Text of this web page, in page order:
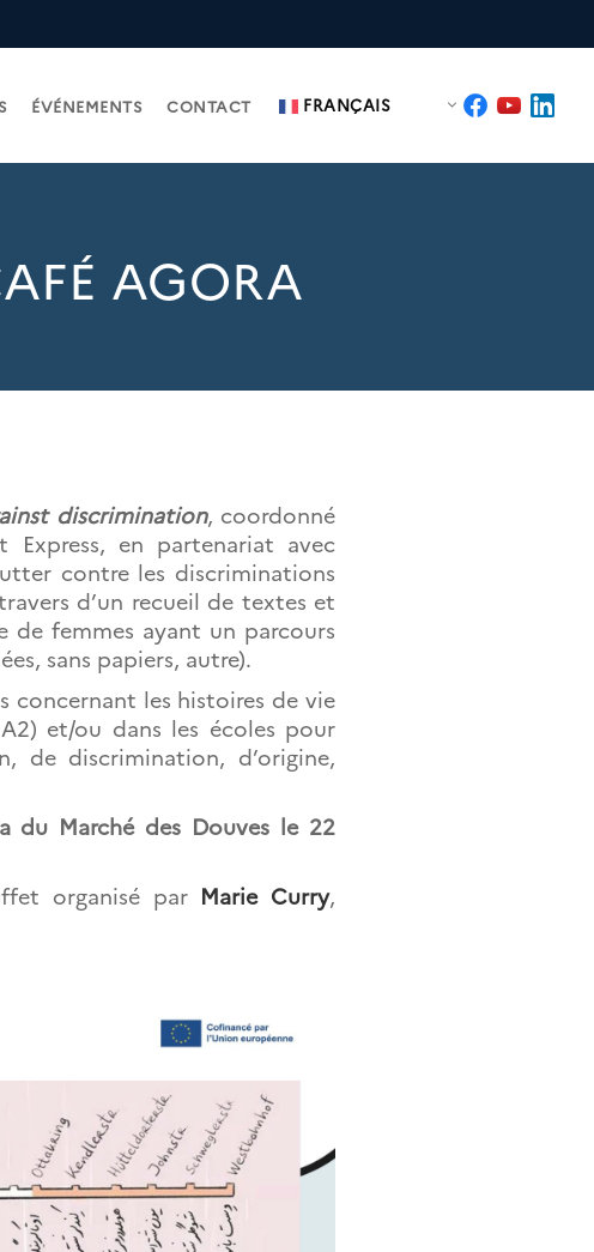
ÉVÉNEMENTS CONTACT FRANÇAIS
AGORA
discrimination, coordonné
Express, en partenariat avec
contre les discriminations
d’un recueil de textes et
de femmes ayant un parcours
sans papiers, autre).
concernant les histoires de vie
et/ou dans les écoles pour
de discrimination, d’origine,
du Marché des Douves le 22
organisé par Marie Curry,